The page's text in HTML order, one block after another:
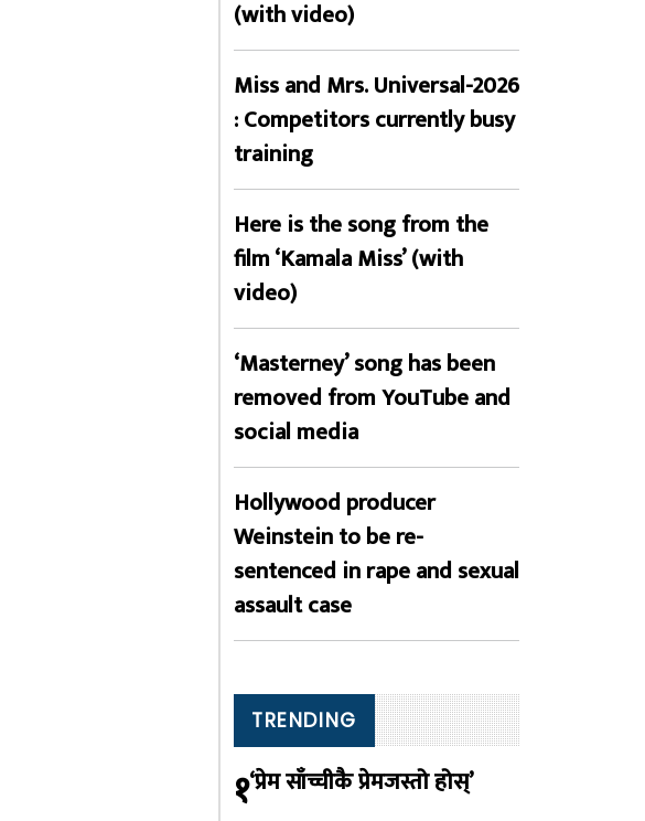
(with video)
Miss and Mrs. Universal-2026
: Competitors currently busy
training
Here is the song from the
film ‘Kamala Miss’ (with
video)
‘Masterney’ song has been
removed from YouTube and
social media
Hollywood producer
Weinstein to be re-
sentenced in rape and sexual
assault case
TRENDING
१‘प्रेम साँच्चीकै प्रेमजस्तो होस्’